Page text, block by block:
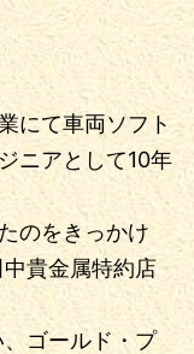
にて車両ソフト
ニアとして10年
のをきっかけ
貴金属特約店
ゴールド・プ